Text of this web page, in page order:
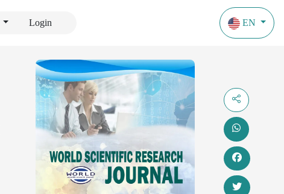
Login EN